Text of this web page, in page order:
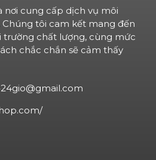
nơi cung cấp dịch vụ môi
tôi cam kết mang đến
trường chất lượng, cùng mức
chắc chắn sẽ cảm thấy